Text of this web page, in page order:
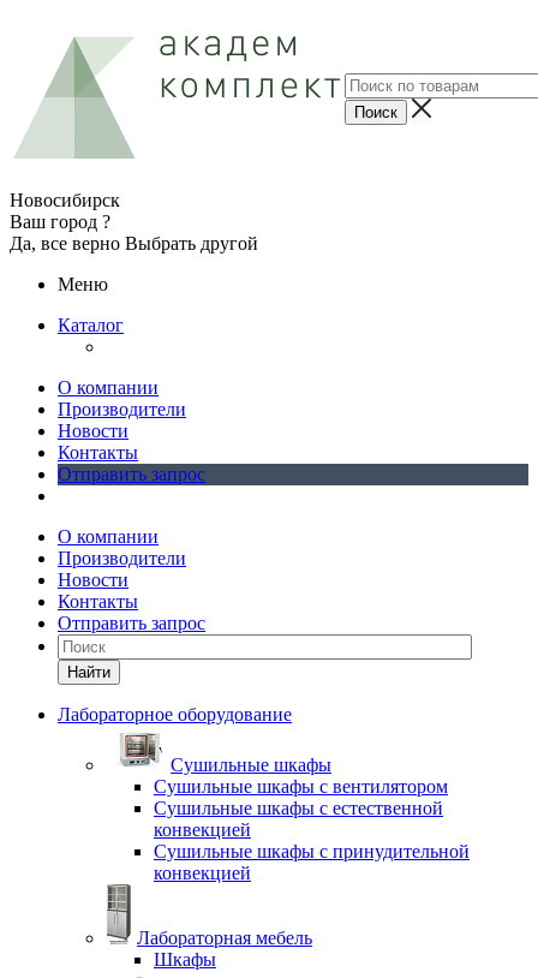
Новосибирск
Ваш город ?
Да, все верно Выбрать другой
Меню
Каталог
О компании
Производители
Новости
Контакты
Отправить запрос
О компании
Производители
Новости
Контакты
Отправить запрос
Найти
Лабораторное оборудование
Cушильные шкафы
Сушильные шкафы с вентилятором
Сушильные шкафы с естественной
конвекцией
Сушильные шкафы с принудительной
конвекцией
Лабораторная мебель
Шкафы